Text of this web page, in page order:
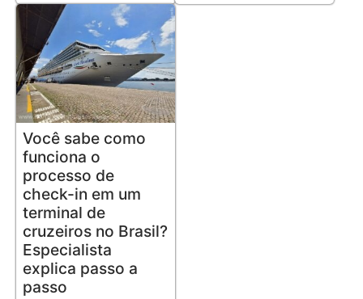
Você sabe como
funciona o
processo de
check-in em um
terminal de
cruzeiros no Brasil?
Especialista
explica passo a
passo